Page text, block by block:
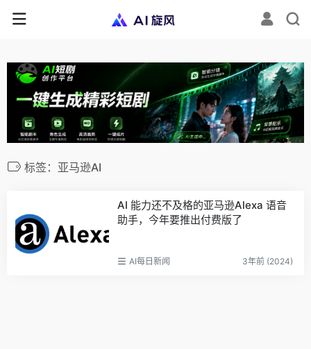
标签：亚马逊AI
AI 能力还不及格的亚马逊Alexa 语音
助手，今年要推出付费版了
AI每日新闻 3年前 (2024)